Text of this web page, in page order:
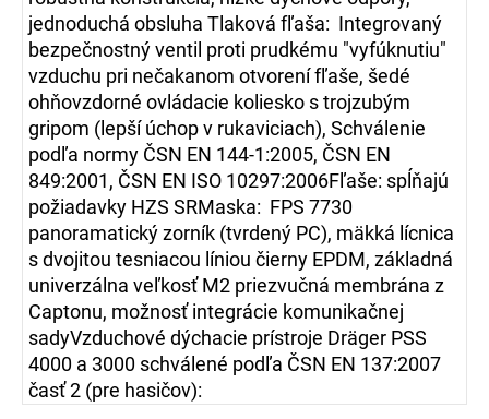
jednoduchá obsluha Tlaková fľaša: Integrovaný
bezpečnostný ventil proti prudkému "vyfúknutiu"
vzduchu pri nečakanom otvorení fľaše, šedé
ohňovzdorné ovládacie koliesko s trojzubým
gripom (lepší úchop v rukaviciach), Schválenie
podľa normy ČSN EN 144-1:2005, ČSN EN
849:2001, ČSN EN ISO 10297:2006Fľaše: spĺňajú
požiadavky HZS SRMaska: FPS 7730
panoramatický zorník (tvrdený PC), mäkká lícnica
s dvojitou tesniacou líniou čierny EPDM, základná
univerzálna veľkosť M2 priezvučná membrána z
Captonu, možnosť integrácie komunikačnej
sadyVzduchové dýchacie prístroje Dräger PSS
4000 a 3000 schválené podľa ČSN EN 137:2007
časť 2 (pre hasičov):